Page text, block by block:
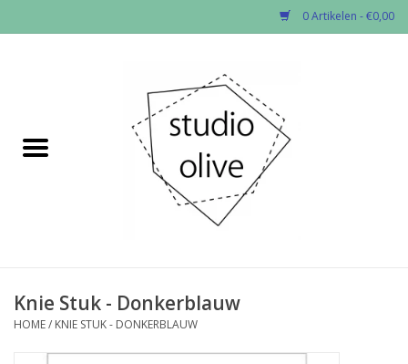
0 Artikelen - €0,00
✂︎Nieuw
Fournituren
Knie Stuk - Donkerblauw
HOME/ KNIE STUK - DONKERBLAUW